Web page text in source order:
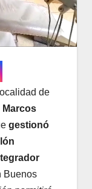
de
Marcos
gestionó
Buenos